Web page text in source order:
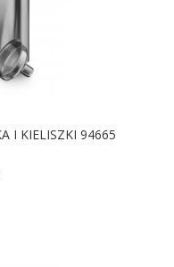
I KIELISZKI 94665